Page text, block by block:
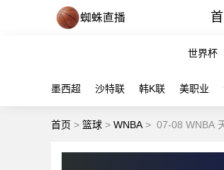
世界杯
墨西超 沙特联 韩K联 美职业
首页 > 篮球 > WNBA > 07-08 WNBA